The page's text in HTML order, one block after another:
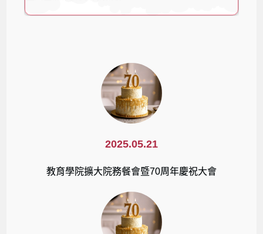
2025.05.21
教育學院擴大院務餐會暨70周年慶祝大會